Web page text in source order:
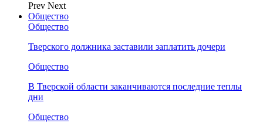
Prev Next
Общество
Общество
Тверского должника заставили заплатить дочери
Общество
В Тверской области заканчиваются последние теплы
дни
Общество